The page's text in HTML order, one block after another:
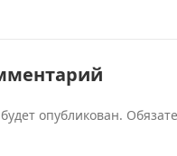
опубликован.